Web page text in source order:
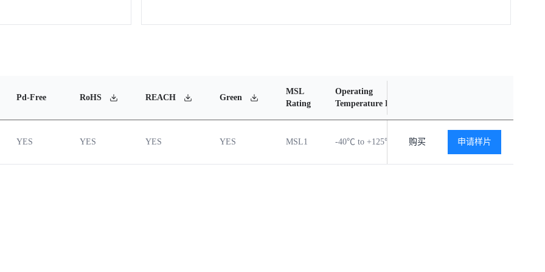
Pd-Free RoHS REACH Green
MSL
Rating
Operating
Temperature Range
YES YES YES YES MSL1 -40℃ to +125℃ 购买 申请样片